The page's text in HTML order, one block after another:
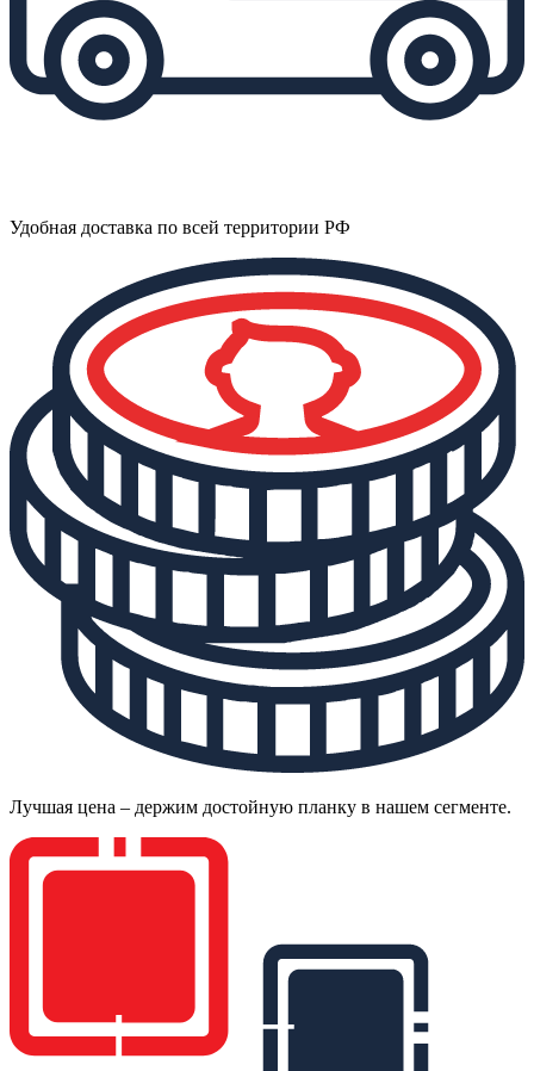
Удобная доставка по всей территории РФ
Лучшая цена – держим достойную планку в нашем сегменте.